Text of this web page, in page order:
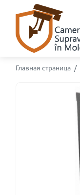
Главная страница /